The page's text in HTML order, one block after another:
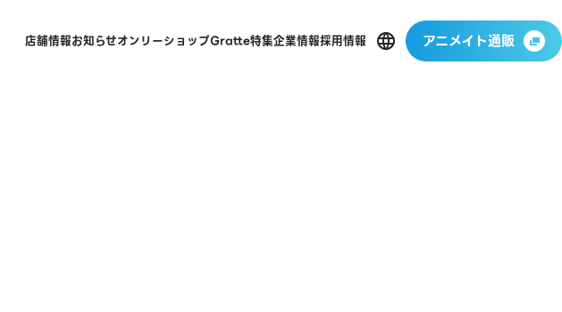
店舗情報お知らせオンリーショップGratte特集企業情報採用情報 アニメイト通販